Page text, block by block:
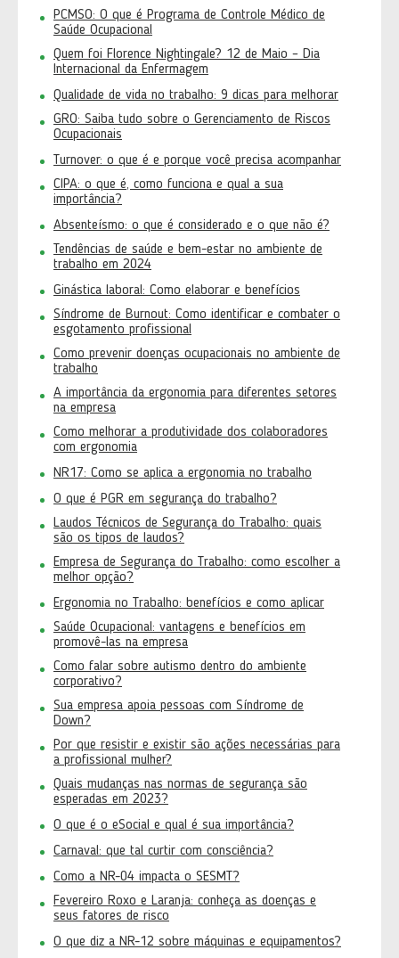
PCMSO: O que é Programa de Controle Médico de
Saúde Ocupacional
Quem foi Florence Nightingale? 12 de Maio – Dia
Internacional da Enfermagem
Qualidade de vida no trabalho: 9 dicas para melhorar
GRO: Saiba tudo sobre o Gerenciamento de Riscos
Ocupacionais
Turnover: o que é e porque você precisa acompanhar
CIPA: o que é, como funciona e qual a sua
importância?
Absenteísmo: o que é considerado e o que não é?
Tendências de saúde e bem-estar no ambiente de
trabalho em 2024
Ginástica laboral: Como elaborar e benefícios
Síndrome de Burnout: Como identificar e combater o
esgotamento profissional
Como prevenir doenças ocupacionais no ambiente de
trabalho
A importância da ergonomia para diferentes setores
na empresa
Como melhorar a produtividade dos colaboradores
com ergonomia
NR17: Como se aplica a ergonomia no trabalho
O que é PGR em segurança do trabalho?
Laudos Técnicos de Segurança do Trabalho: quais
são os tipos de laudos?
Empresa de Segurança do Trabalho: como escolher a
melhor opção?
Ergonomia no Trabalho: benefícios e como aplicar
Saúde Ocupacional: vantagens e benefícios em
promovê-las na empresa
Como falar sobre autismo dentro do ambiente
corporativo?
Sua empresa apoia pessoas com Síndrome de
Down?
Por que resistir e existir são ações necessárias para
a profissional mulher?
Quais mudanças nas normas de segurança são
esperadas em 2023?
O que é o eSocial e qual é sua importância?
Carnaval: que tal curtir com consciência?
Como a NR-04 impacta o SESMT?
Fevereiro Roxo e Laranja: conheça as doenças e
seus fatores de risco
O que diz a NR-12 sobre máquinas e equipamentos?